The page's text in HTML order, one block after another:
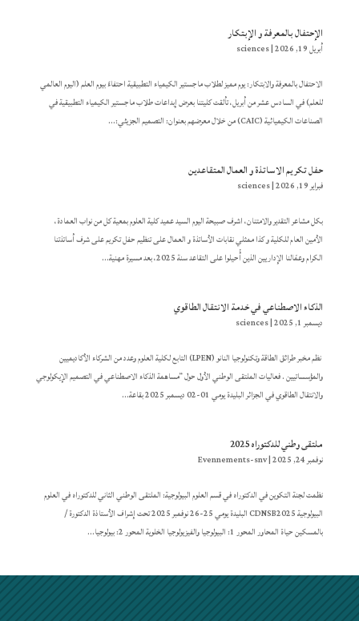
الإحتفال بالمعرفة و الإبتكار
أبريل 19, 2026 |
sciences
الاحتفال بالمعرفة والابتكار: يوم مميز لطلاب ماجستير الكيمياء التطبيقية احتفاءً بيوم العلم (اليوم العالمي
للعلم) في السادس عشر من أبريل، تألقت كليتنا بعرض إبداعات طلاب ماجستير الكيمياء التطبيقية في
الصناعات الكيميائية (CAIC) من خلال معرضهم بعنوان: التصميم الجزيئي:...
حفل تكريم الاساتذة و العمال المتقاعدين
فبراير 19, 2026 |
sciences
بكل مشاعر التقدير والامتنان، اشرف صبيحة اليوم السيد عميد كلية العلوم بمعية كل من نواب العمادة،
الأمين العام للكلية و كذا ممثلي نقابات الأساتذة و العمال على تنظيم حفل تكريم على شرف أساتذتنا
الكرام وعمّالنا الإداريين الذين أُحيلوا على التقاعد سنة 2025، بعد مسيرة مهنية...
الذكاء الاصطناعي في خدمة الانتقال الطاقوي
ديسمبر 1, 2025 |
sciences
نظم مخبر طرائق الطاقة وتكنولوجيا النانو (LPEN) التابع لكلية العلوم وعدد من الشركاء الأكاديميين
والمؤسساتيين . فعاليات الملتقى الوطني الأول حول “مساهمة الذكاء الاصطناعي في التصميم الإيكولوجي
والانتقال الطاقوي في الجزائر البليدة يومي 01-02 ديسمبر 2025 بقاعة...
ملتقى وطني للدكتوراه 2025
نوفمبر 24, 2025 |
Evennements-snv
نظمت لجنة التكوين في الدكتوراه في قسم العلوم البيولوجية: الملتقى الوطني الثاني للدكتوراه في العلوم
البيولوجية CDNSB2025 البليدة يومي 25-26 نوفمبر 2025 تحت إشراف الأستاذة الدكتورة /
بالمسكين حياة المحاور المحور 1: البيولوجيا والفيزيولوجيا الخلوية المحور 2: بيولوجيا...